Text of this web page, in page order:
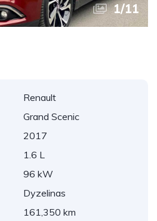
1/11
Renault
Grand Scenic
2017
1.6 L
96 kW
Dyzelinas
161,350 km